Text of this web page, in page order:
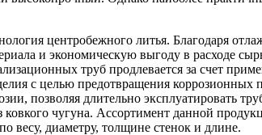
центробежного литья. Благодаря
и экономическую выгоду в расходе
труб продлевается за счет
с целью предотвращения коррозионных
позволяя длительно эксплуатировать
чугуна. Ассортимент данной
весу, диаметру, толщине стенок и длине.